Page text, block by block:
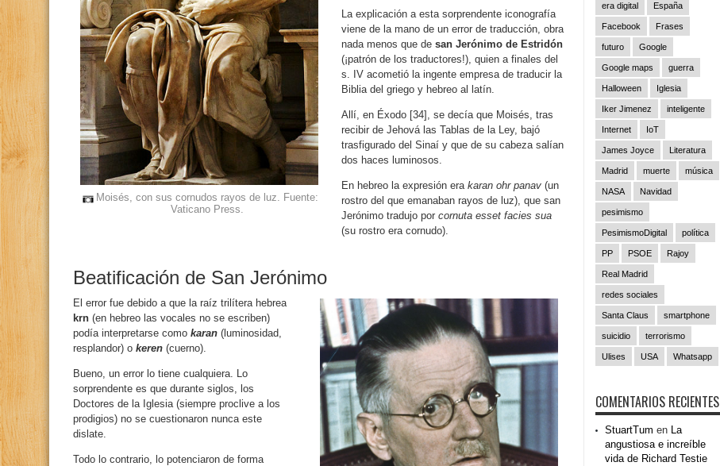
Moisés, con sus cornudos rayos de luz. Fuente:
Vaticano Press.
La explicación a esta sorprendente iconografía
viene de la mano de un error de traducción, obra
nada menos que de san Jerónimo de Estridón
(¡patrón de los traductores!), quien a finales del
s. IV acometió la ingente empresa de traducir la
Biblia del griego y hebreo al latín.
Allí, en Éxodo [34], se decía que Moisés, tras
recibir de Jehová las Tablas de la Ley, bajó
trasfigurado del Sinaí y que de su cabeza salían
dos haces luminosos.
En hebreo la expresión era karan ohr panav (un
rostro del que emanaban rayos de luz), que san
Jerónimo tradujo por cornuta esset facies sua
(su rostro era cornudo).
Beatificación de San Jerónimo
El error fue debido a que la raíz trilítera hebrea
krn (en hebreo las vocales no se escriben)
podía interpretarse como karan (luminosidad,
resplandor) o keren (cuerno).
Bueno, un error lo tiene cualquiera. Lo
sorprendente es que durante siglos, los
Doctores de la Iglesia (siempre proclive a los
prodigios) no se cuestionaron nunca este
dislate.
Todo lo contrario, lo potenciaron de forma
era digital España
Facebook Frases
futuro Google
Google maps guerra
Halloween Iglesia
Iker Jimenez inteligente
Internet IoT
James Joyce Literatura
Madrid muerte música
NASA Navidad
pesimismo
PesimismoDigital política
PP PSOE Rajoy
Real Madrid
redes sociales
Santa Claus smartphone
suicidio terrorismo
Ulises USA Whatsapp
COMENTARIOS RECIENTES
StuartTum en La
angustiosa e increíble
vida de Richard Testie